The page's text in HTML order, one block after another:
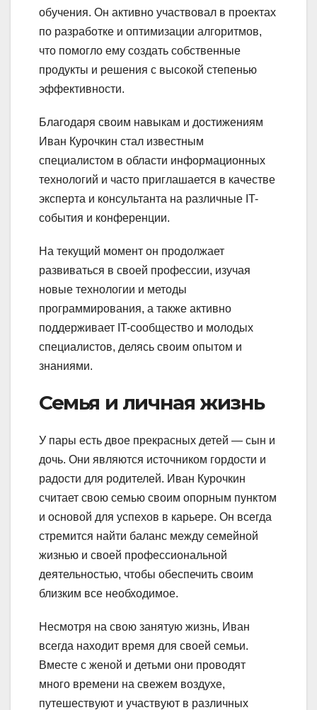
обучения. Он активно участвовал в проектах
по разработке и оптимизации алгоритмов,
что помогло ему создать собственные
продукты и решения с высокой степенью
эффективности.
Благодаря своим навыкам и достижениям
Иван Курочкин стал известным
специалистом в области информационных
технологий и часто приглашается в качестве
эксперта и консультанта на различные IT-
события и конференции.
На текущий момент он продолжает
развиваться в своей профессии, изучая
новые технологии и методы
программирования, а также активно
поддерживает IT-сообщество и молодых
специалистов, делясь своим опытом и
знаниями.
Семья и личная жизнь
У пары есть двое прекрасных детей — сын и
дочь. Они являются источником гордости и
радости для родителей. Иван Курочкин
считает свою семью своим опорным пунктом
и основой для успехов в карьере. Он всегда
стремится найти баланс между семейной
жизнью и своей профессиональной
деятельностью, чтобы обеспечить своим
близким все необходимое.
Несмотря на свою занятую жизнь, Иван
всегда находит время для своей семьи.
Вместе с женой и детьми они проводят
много времени на свежем воздухе,
путешествуют и участвуют в различных